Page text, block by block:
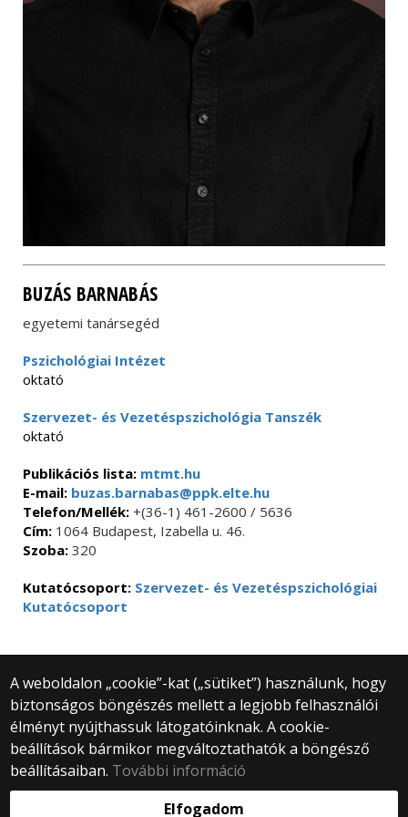
BUZÁS BARNABÁS
egyetemi tanársegéd
Pszichológiai Intézet
oktató
Szervezet- és Vezetéspszichológia Tanszék
oktató
Publikációs lista: mtmt.hu
E-mail: buzas.barnabas@ppk.elte.hu
Telefon/Mellék: +(36-1) 461-2600 / 5636
Cím: 1064 Budapest, Izabella u. 46.
Szoba: 320
Kutatócsoport: Szervezet- és Vezetéspszichológiai
Kutatócsoport
A weboldalon „cookie”-kat („sütiket”) használunk, hogy
biztonságos böngészés mellett a legjobb felhasználói
élményt nyújthassuk látogatóinknak. A cookie-
beállítások bármikor megváltoztathatók a böngésző
beállításaiban. További információ
Elfogadom
© 2025 Eötvös Loránd Tudományegyetem
Minden jog fenntartva.
1053 Budapest, Egyetem tér 1–3.
Központi telefonszám: +36 1 411 6500
Webfejlesztés: